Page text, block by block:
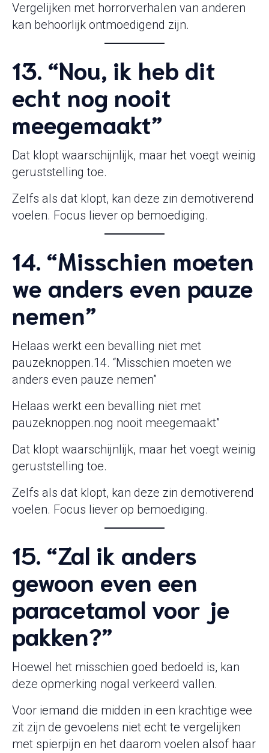
Vergelijken met horrorverhalen van anderen
kan behoorlijk ontmoedigend zijn.
13. “Nou, ik heb dit
echt nog nooit
meegemaakt”
Dat klopt waarschijnlijk, maar het voegt weinig
geruststelling toe.
Zelfs als dat klopt, kan deze zin demotiverend
voelen. Focus liever op bemoediging.
14. “Misschien moeten
we anders even pauze
nemen”
Helaas werkt een bevalling niet met
pauzeknoppen.14. “Misschien moeten we
anders even pauze nemen”
Helaas werkt een bevalling niet met
pauzeknoppen.nog nooit meegemaakt”
Dat klopt waarschijnlijk, maar het voegt weinig
geruststelling toe.
Zelfs als dat klopt, kan deze zin demotiverend
voelen. Focus liever op bemoediging.
15. “Zal ik anders
gewoon even een
paracetamol voor je
pakken?”
Hoewel het misschien goed bedoeld is, kan
deze opmerking nogal verkeerd vallen.
Voor iemand die midden in een krachtige wee
zit zijn de gevoelens niet echt te vergelijken
met spierpijn en het daarom voelen alsof haar